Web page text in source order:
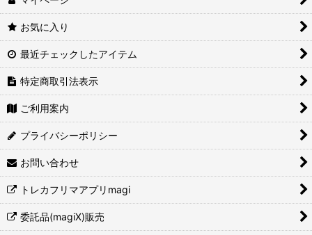
お気に入り
最近チェックしたアイテム
特定商取引法表示
ご利用案内
プライバシーポリシー
お問い合わせ
トレカフリマアプリmagi
委託品(magiX)販売